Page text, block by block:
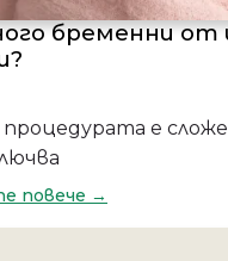
бременни от
е
повече →